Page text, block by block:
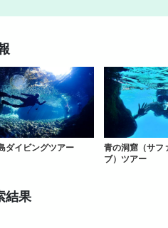
ダイビングツアー
青の洞窟（サフ
ブ）ツアー
結果